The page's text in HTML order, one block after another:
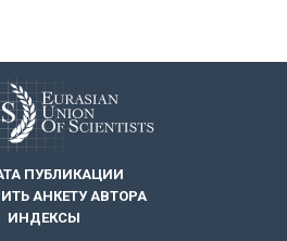
ПУБЛИКАЦИИ
АНКЕТУ АВТОРА
ИНДЕКСЫ